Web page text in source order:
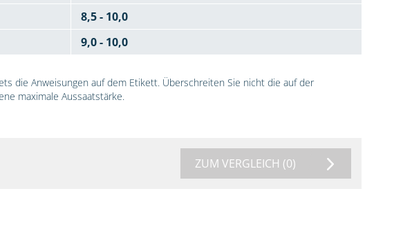
8,5 - 10,0
9,0 - 10,0
die Anweisungen auf dem Etikett. Überschreiten Sie nicht die auf der
maximale Aussaatstärke.
ZUM VERGLEICH (0)